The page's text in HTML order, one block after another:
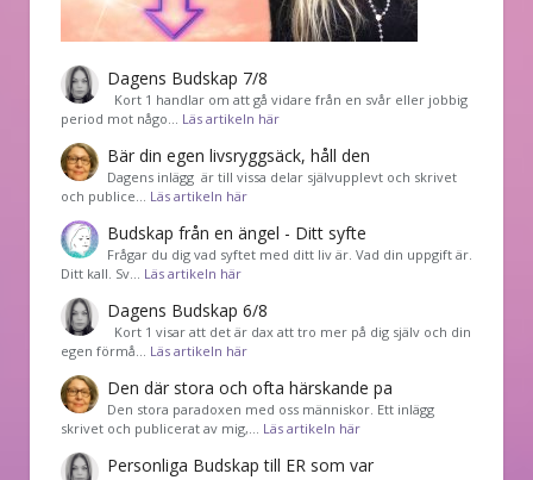
Dagens Budskap 7/8
Kort 1 handlar om att gå vidare från en svår eller jobbig
period mot någo… Läs artikeln här
Bär din egen livsryggsäck, håll den
Dagens inlägg är till vissa delar självupplevt och skrivet
och publice… Läs artikeln här
Budskap från en ängel - Ditt syfte
Frågar du dig vad syftet med ditt liv är. Vad din uppgift är.
Ditt kall. Sv… Läs artikeln här
Dagens Budskap 6/8
Kort 1 visar att det är dax att tro mer på dig själv och din
egen förmå… Läs artikeln här
Den där stora och ofta härskande pa
Den stora paradoxen med oss människor. Ett inlägg
skrivet och publicerat av mig,… Läs artikeln här
Personliga Budskap till ER som var